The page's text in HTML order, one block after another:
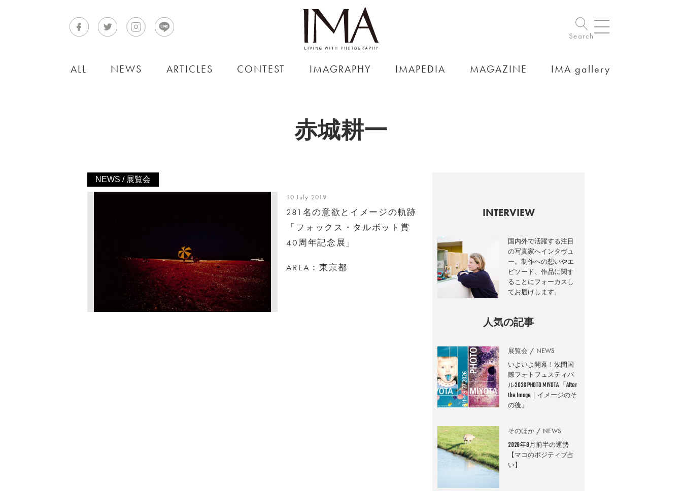
Search
ALL NEWS ARTICLES CONTEST IMAGRAPHY IMAPEDIA MAGAZINE IMA gallery
赤城耕一
NEWS / 展覧会
10 July 2019
281名の意欲とイメージの軌跡
「フォックス・タルボット賞
40周年記念展」
AREA：東京都
INTERVIEW
国内外で活躍する注目
の写真家へインタヴュ
ー。制作への想いやエ
ピソード、作品に関す
ることにフォーカスし
てお届けします。
人気の記事
展覧会 NEWS
いよいよ開幕！浅間国
際フォトフェスティバ
ル2026 PHOTO MIYOTA 「After
the Image｜イメージのそ
の後」
そのほか NEWS
2026年8月前半の運勢
【マコのポジティブ占
い】